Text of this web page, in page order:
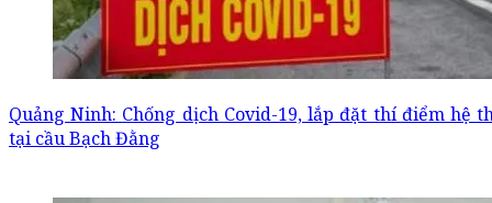
Quảng Ninh: Chống dịch Covid-19, lắp đặt thí điểm hệ
tại cầu Bạch Đằng